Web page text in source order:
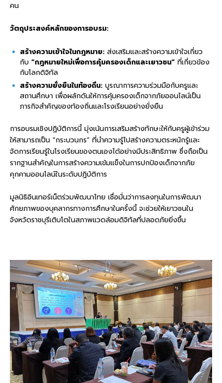
คน
วัตถุประสงค์หลักของการอบรม:
สร้างความเข้าใจในกฎหมาย: ส่งเสริมและสร้างความเข้าใจเกี่ยว
กับ “กฎหมายใหม่เพื่อการคุ้มครองเด็กและเยาวชน” ที่เกี่ยวข้อง
กับโลกดิจิทัล
สร้างความยั่งยืนในท้องถิ่น: บูรณาการความร่วมมือกับครูและ
สถานศึกษา เพื่อผลักดันให้การคุ้มครองเด็กจากภัยออนไลน์เป็น
ภารกิจสำคัญของท้องถิ่นและโรงเรียนอย่างยั่งยืน
การอบรมเชิงปฏิบัติการนี้ มุ่งเน้นการเสริมสร้างทักษะให้กับครูผู้เข้าร่วม
ให้สามารถเป็น “กระบวนกร” ที่นำความรู้ไปสร้างความตระหนักรู้และ
จัดการเรียนรู้ในโรงเรียนของตนเองได้อย่างมีประสิทธิภาพ ซึ่งถือเป็น
รากฐานสำคัญในการสร้างความเข้มแข็งในการปกป้องเด็กจากภัย
คุกคามออนไลน์ในระดับปฏิบัติการ
มูลนิธิอินเทอร์เน็ตร่วมพัฒนาไทย เชื่อมั่นว่าการลงทุนในการพัฒนา
ศักยภาพของบุคลากรทางการศึกษาในครั้งนี้ จะช่วยให้เยาวชนใน
จังหวัดราชบุรีเติบโตในสภาพแวดล้อมดิจิทัลที่ปลอดภัยยิ่งขึ้น